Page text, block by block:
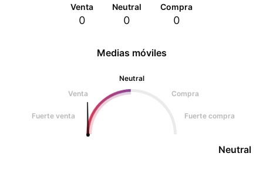
Venta
0
Neutral
0
Compra
0
Medias móviles
Neutral
Venta
Compra
Fuerte venta Fuerte compra
Neutral